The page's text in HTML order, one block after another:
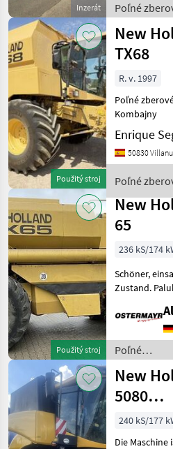
Inzerát
Poľné
stroje /
Použitý stroj
New
TX68
R. v. 1997
Poľné
Kombajny
Enrique
50830
Poľné
Holland
Použitý stroj
New
65
236 kS/174
Schöner, einsatzbereiter
Zustand.
Klimatizácia,
sekanie
Poľné
Kombajny
Poľné
zberové
stroje /
New
Holland
New
5080
5,18m
240 kS/177
Die Maschine